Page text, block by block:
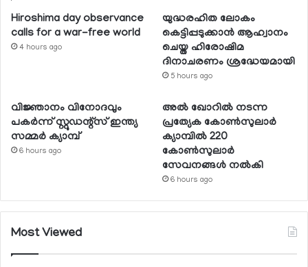
Hiroshima day observance
calls for a war-free world
4 hours ago
യുദ്ധരഹിത ലോകം
കെട്ടിപ്പടുക്കാന്‍ ആഹ്വാനം
ചെയ്ത ഹിരോഷിമ
ദിനാചരണം ശ്രദ്ധേയമായി
5 hours ago
വിജ്ഞാനം വിനോദവും
പകര്‍ന്ന് സ്റ്റുഡന്റ്‌സ് ഇന്ത്യ
സമ്മര്‍ ക്യാമ്പ്
6 hours ago
അല്‍ ഖോറില്‍ നടന്ന
പ്രത്യേക കോണ്‍സുലാര്‍
ക്യാമ്പില്‍ 220
കോണ്‍സുലാര്‍
സേവനങ്ങള്‍ നല്‍കി
6 hours ago
Most Viewed